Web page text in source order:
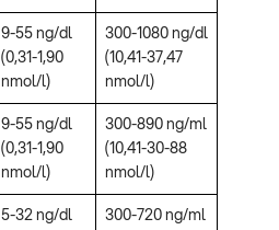
9-55 ng/dl
(0,31-1,90
nmol/l)
300-1080 ng/dl
(10,41-37,47
nmol/l)
9-55 ng/dl
(0,31-1,90
nmol/l)
300-890 ng/ml
(10,41-30-88
nmol/l)
5-32 ng/dl
300-720 ng/ml